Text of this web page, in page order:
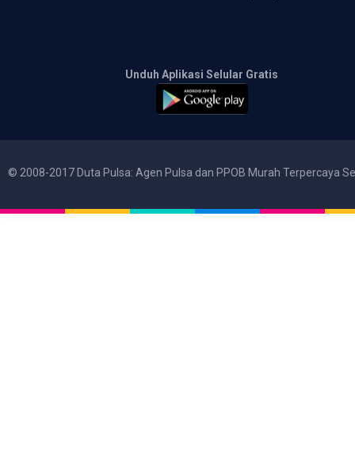
Unduh Aplikasi Selular Gratis
© 2008-2017 Duta Pulsa: Agen Pulsa dan PPOB Murah Terpercaya